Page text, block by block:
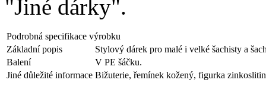
"Jiné dárky".
Podrobná specifikace výrobku
Základní popis
Stylový dárek pro malé i velké šachisty a
Balení
V PE šáčku.
Jiné důležité informace Bižuterie, řemínek kožený, figurka